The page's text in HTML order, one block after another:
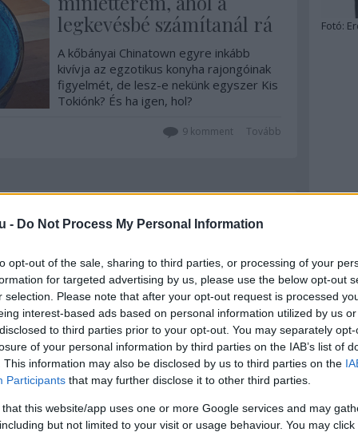
- Do Not Process My Personal Information
opt-out of the sale, sharing to third parties, or processing of your
for targeted advertising by us, please use the below opt-out
selection. Please note that after your opt-out request is processed
interest-based ads based on personal information utilized by us
to third parties prior to your opt-out. You may separately
of your personal information by third parties on the IAB’s list of
This information may also be disclosed by us to third parties on the
Participants that may further disclose it to other third parties.
that this website/app uses one or more Google services and may
but not limited to your visit or usage behaviour. You may
legkevésbé számítanál rá
A kőbányai Chinatown egyre inkább
kivívja az egzotikus konyha rajongóinak
figyelmét, de lesz-e nekünk egyszer Kis
Tokiónk? És ha igen, hol?
Tovább
9komment
Budapest belvárosában
Az egész Világevő blogot egy libanoni
gasztrotúrával kezdtem - egyébként a
hónap végén lesz pontosan 9 éve -
amihez előzményül egy fantasztikus
párizsi libanoni vacsora szolgált, ott
döntöttem el, hogy egyszer a saját
környezetükben is meg kell kóstolnom
ezeket az ízeket. Most nagyon
izgalmas…
Fotó: